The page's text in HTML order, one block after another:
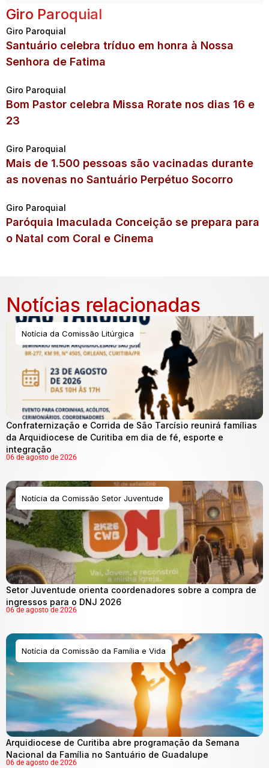
Giro Paroquial
Giro Paroquial
Santuário celebra tríduo em honra à Nossa
Senhora de Fatima
Giro Paroquial
Bom Pastor celebra Missa Rorate nos dias 16 e
23
Giro Paroquial
Mais de 1.500 pessoas são vacinadas durante
as novenas no Santuário Perpétuo Socorro
Giro Paroquial
Paróquia Imaculada Conceição se prepara para
o Natal com Coral e Cinema
Notícias relacionadas
Notícia da Comissão Litúrgica
Confraternização e Corrida de São Tarcísio reunirá famílias
da Arquidiocese de Curitiba em dia de fé, esporte e
integração
06 de agosto de 2026
Notícia da Comissão Setor Juventude
Setor Juventude orienta coordenadores sobre a compra de
ingressos para o DNJ 2026
06 de agosto de 2026
Notícia da Comissão da Família e Vida
Arquidiocese de Curitiba abre programação da Semana
Nacional da Família no Santuário de Guadalupe
06 de agosto de 2026